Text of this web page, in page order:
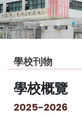
學校刊物
學校概覽
2025-2026